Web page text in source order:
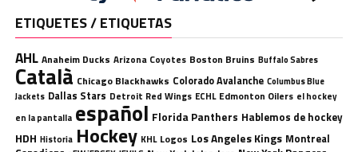
ETIQUETES / ETIQUETAS
AHL Anaheim Ducks Arizona Coyotes Boston Bruins Buffalo Sabres
Català Chicago Blackhawks Colorado Avalanche Columbus Blue
Jackets Dallas Stars Detroit Red Wings ECHL Edmonton Oilers el hockey
en la pantalla español Florida Panthers Hablemos de hockey
HDH Historia Hockey KHL Logos Los Angeles Kings Montreal